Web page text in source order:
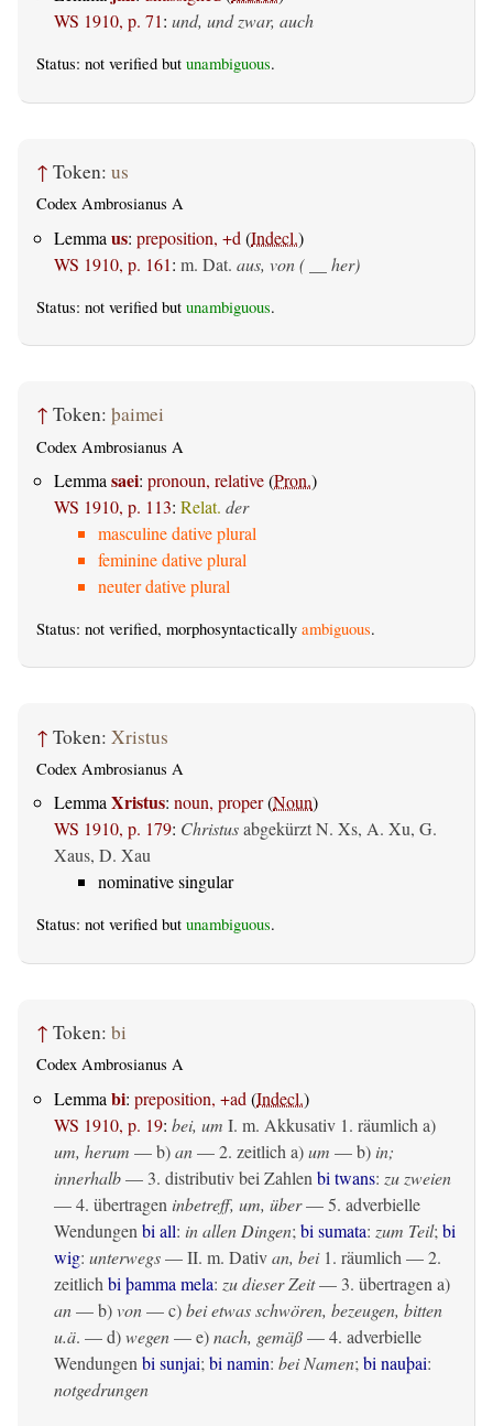
WS 1910, p. 71: und, und zwar, auch
Status: not verified but unambiguous.
↑ Token: us
Codex Ambrosianus A
Lemma us: preposition, +d (Indecl.)
WS 1910, p. 161: m. Dat. aus, von ( __ her)
Status: not verified but unambiguous.
↑ Token: þaimei
Codex Ambrosianus A
Lemma saei: pronoun, relative(Pron.)
WS 1910, p. 113: Relat. der
masculine dative plural
feminine dative plural
neuter dative plural
Status: not verified, morphosyntactically ambiguous.
↑ Token: Xristus
Codex Ambrosianus A
LemmaXristus: noun, proper(Noun)
WS 1910, p. 179: Christusabgekürzt N. Xs, A. Xu, G.
Xaus, D. Xau
nominative singular
Status: not verified but unambiguous.
↑ Token: bi
Codex Ambrosianus A
Lemma bi: preposition, +ad (Indecl.)
WS 1910, p. 19: bei, um I. m. Akkusativ 1. räumlich a)
um, herum — b)an— 2. zeitlich a)um — b) in;
innerhalb— 3. distributiv bei Zahlen bi twans: zu zweien
— 4. übertragen inbetreff, um, über— 5. adverbielle
Wendungen bi all: in allen Dingen; bi sumata: zum Teil; bi
wig: unterwegs— II. m. Dativan, bei1. räumlich — 2.
zeitlich bi þamma mela: zu dieser Zeit— 3. übertragen a)
an— b)von— c)bei etwas schwören, bezeugen, bitten
u.ä. — d)wegen— e)nach, gemäß— 4. adverbielle
Wendungen bi sunjai; bi namin: bei Namen; bi nauþai:
notgedrungen